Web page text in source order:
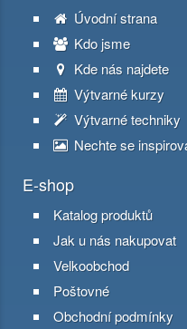
Úvodní strana
Kdo jsme
Kde nás najdete
Výtvarné kurzy
Výtvarné techniky
Nechte se
E-shop
Katalog produktů
Jak u nás nakupovat
Velkoobchod
Poštovné
Obchodní podmínky